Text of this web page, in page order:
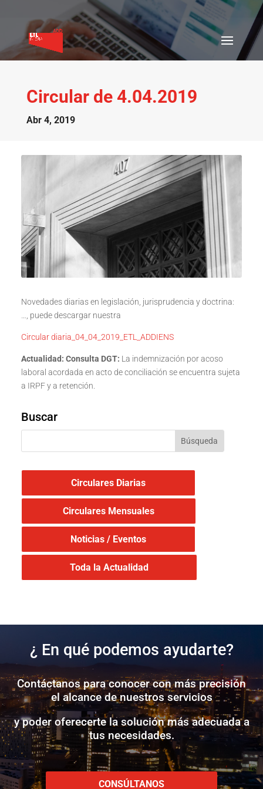
Circular de 4.04.2019
Abr 4, 2019
Novedades diarias en legislación, jurisprudencia y doctrina:
…, puede descargar nuestra
Circular diaria_04_04_2019_ETL_ADDIENS
Actualidad: Consulta DGT: La indemnización por acoso
laboral acordada en acto de conciliación se encuentra sujeta
a IRPF y a retención.
Buscar
Circulares Diarias
Circulares Mensuales
Noticias / Eventos
Toda la Actualidad
¿ En qué podemos ayudarte?
Contáctanos para conocer con más precisión
el alcance de nuestros servicios
y poder oferecerte la solución más adecuada a
tus necesidades.
CONSÚLTANOS